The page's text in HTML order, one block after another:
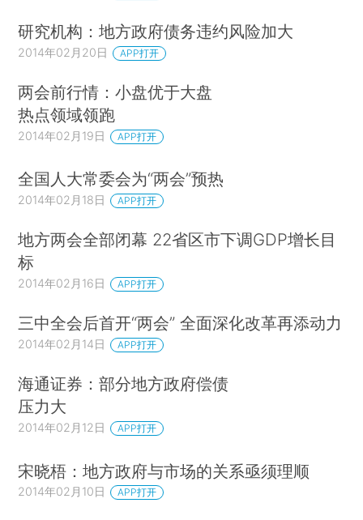
研究机构：地方政府债务违约风险加大
2014年02月20日 APP打开
两会前行情：小盘优于大盘
热点领域领跑
2014年02月19日 APP打开
全国人大常委会为“两会”预热
2014年02月18日 APP打开
地方两会全部闭幕 22省区市下调GDP增长目
标
2014年02月16日 APP打开
三中全会后首开“两会” 全面深化改革再添动力
2014年02月14日 APP打开
海通证券：部分地方政府偿债
压力大
2014年02月12日 APP打开
宋晓梧：地方政府与市场的关系亟须理顺
2014年02月10日 APP打开